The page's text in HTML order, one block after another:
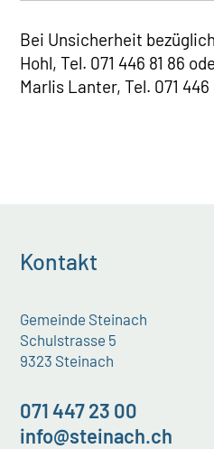
Bei Unsicherheit
Hohl, Tel. 071 446 81 86
Marlis Lanter, Tel. 071
Kontakt
Gemeinde Steinach
Schulstrasse 5
9323 Steinach
071 447 23 00
info@steinach.ch